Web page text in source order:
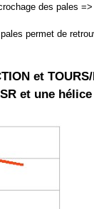
des pales
permet de
et
et une